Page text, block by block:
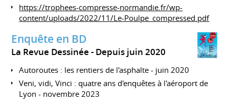
https://trophees-compresse-normandie.fr/wp-
content/uploads/2022/11/Le-Poulpe_compressed.pdf
Enquête en BD
La Revue Dessinée Depuis juin 2020
Autoroutes : les rentiers de l'asphalte - juin 2020
Veni, vidi, Vinci : quatre ans d'enquêtes à l'aéroport de
Lyon - novembre 2023